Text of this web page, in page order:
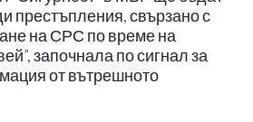
престъпления, свързано с
на СРС по време на
започнала по сигнал за
от вътрешното